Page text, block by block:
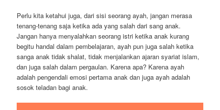
Perlu kita ketahui juga, dari sisi seorang ayah, jangan merasa
tenang-tenang saja ketika ada yang salah dari sang anak.
Jangan hanya menyalahkan seorang istri ketika anak kurang
begitu handal dalam pembelajaran, ayah pun juga salah ketika
sanga anak tidak shalat, tidak menjalankan ajaran syariat islam,
dan juga salah dalam pergaulan. Karena apa? Karena ayah
adalah pengendali emosi pertama anak dan juga ayah adalah
sosok teladan bagi anak.